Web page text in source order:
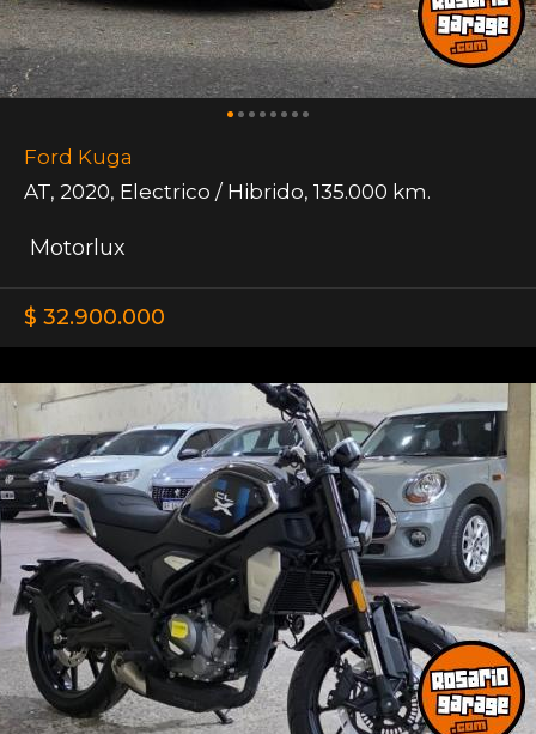
Ford Kuga
AT, 2020, Electrico / Hibrido, 135.000 km.
Motorlux
$ 32.900.000